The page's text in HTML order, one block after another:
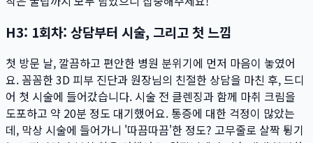
H3: 1회차: 상담부터 시술, 그리고 첫 느낌
첫 방문 날, 깔끔하고 편안한 병원 분위기에 먼저 마음이 놓였어
요. 꼼꼼한 3D 피부 진단과 원장님의 친절한 상담을 마친 후, 드디
어 첫 시술에 들어갔습니다. 시술 전 클렌징과 함께 마취 크림을
도포하고 약 20분 정도 대기했어요. 통증에 대한 걱정이 많았는
데, 막상 시술에 들어가니 '따끔따끔'한 정도? 고무줄로 살짝 튕기